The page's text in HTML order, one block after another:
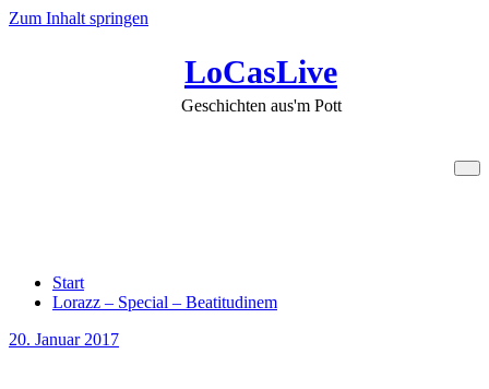
Zum Inhalt springen
LoCasLive
Geschichten aus'm Pott
Start
Lorazz – Special – Beatitudinem
20. Januar 2017